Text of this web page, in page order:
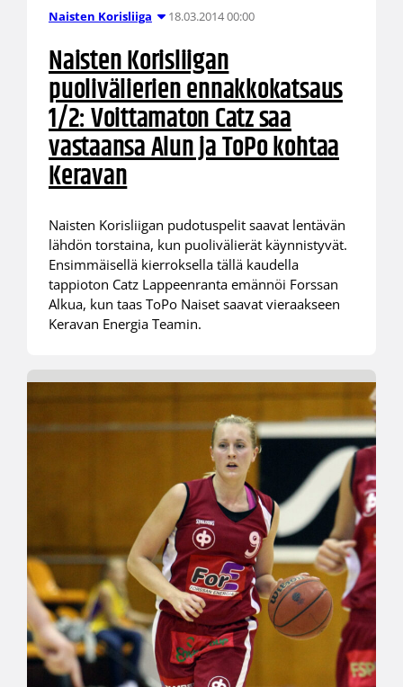
Naisten Korisliiga 18.03.2014 00:00
Naisten Korisliigan
puolivälierien ennakkokatsaus
1/2: Voittamaton Catz saa
vastaansa Alun ja ToPo kohtaa
Keravan
Naisten Korisliigan pudotuspelit saavat lentävän
lähdön torstaina, kun puolivälierät käynnistyvät.
Ensimmäisellä kierroksella tällä kaudella
tappioton Catz Lappeenranta emännöi Forssan
Alkua, kun taas ToPo Naiset saavat vieraakseen
Keravan Energia Teamin.